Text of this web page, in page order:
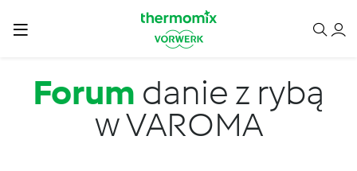
Forum danie z rybą
w VAROMA